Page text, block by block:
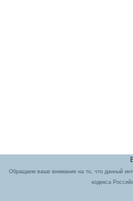
Обращаем ваше внимание на то, что данный
кодекса